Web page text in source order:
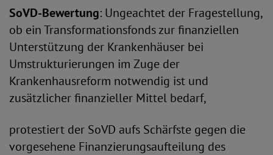
SoVD-Bewertung: Ungeachtet der Fragestellung,
ob ein Transformationsfonds zur finanziellen
Unterstützung der Krankenhäuser bei
Umstrukturierungen im Zuge der
Krankenhausreform notwendig ist und
zusätzlicher finanzieller Mittel bedarf,
protestiert der SoVD aufs Schärfste gegen die
vorgesehene Finanzierungsaufteilung des